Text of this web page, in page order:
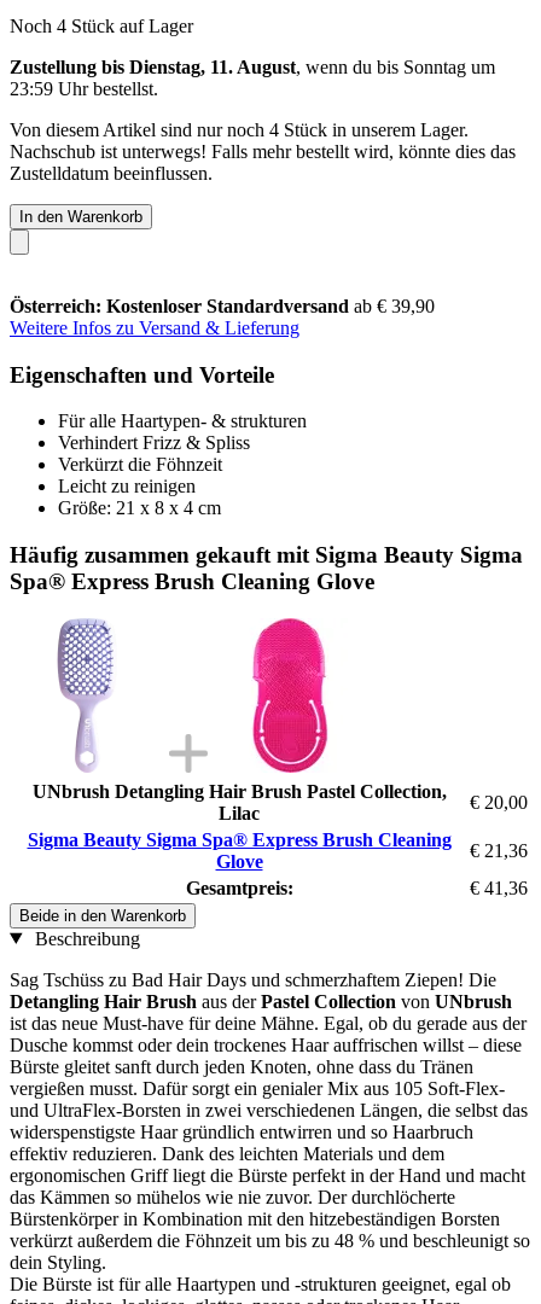
Noch 4 Stück auf Lager
Zustellung bis Dienstag, 11. August, wenn du bis Sonntag um
23:59 Uhrbestellst.
Von diesem Artikel sind nur noch 4 Stück in unserem Lager.
Nachschub ist unterwegs! Falls mehr bestellt wird, könnte dies das
Zustelldatum beeinflussen.
In den Warenkorb
Österreich: Kostenloser Standardversand ab € 39,90
Weitere Infos zu Versand & Lieferung
Eigenschaften und Vorteile
Für alle Haartypen- & strukturen
Verhindert Frizz & Spliss
Verkürzt die Föhnzeit
Leicht zu reinigen
Größe: 21 x 8 x 4 cm
Häufig zusammen gekauft mit Sigma Beauty Sigma
Spa® Express Brush Cleaning Glove
UNbrush Detangling Hair Brush Pastel Collection,
Lilac
€ 20,00
Sigma Beauty Sigma Spa® Express Brush Cleaning
Glove
€ 21,36
Gesamtpreis:
€ 41,36
Beide in den Warenkorb
Beschreibung
Sag Tschüss zu Bad Hair Days und schmerzhaftem Ziepen! Die
Detangling Hair Brush aus derPastel Collection von UNbrush
ist das neue Must-have für deine Mähne. Egal, ob du gerade aus der
Dusche kommst oder dein trockenes Haar auffrischen willst – diese
Bürste gleitet sanft durch jeden Knoten, ohne dass du Tränen
vergießen musst. Dafür sorgt ein genialer Mix aus 105 Soft-Flex-
und UltraFlex-Borsten in zwei verschiedenen Längen, die selbst das
widerspenstigste Haar gründlich entwirren und so Haarbruch
effektiv reduzieren. Dank des leichten Materials und dem
ergonomischen Griff liegt die Bürste perfekt in der Hand und macht
das Kämmen so mühelos wie nie zuvor. Der durchlöcherte
Bürstenkörper in Kombination mit den hitzebeständigen Borsten
verkürzt außerdem die Föhnzeit um bis zu 48 % und beschleunigt so
dein Styling.
Die Bürste ist für alle Haartypen und -strukturen geeignet, egal ob